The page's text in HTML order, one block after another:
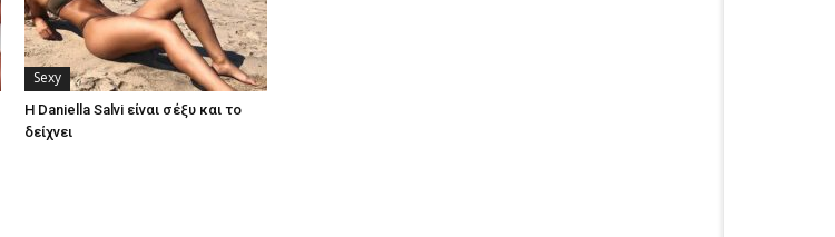
Sexy
Η Daniella Salvi είναι σέξυ και το
δείχνει